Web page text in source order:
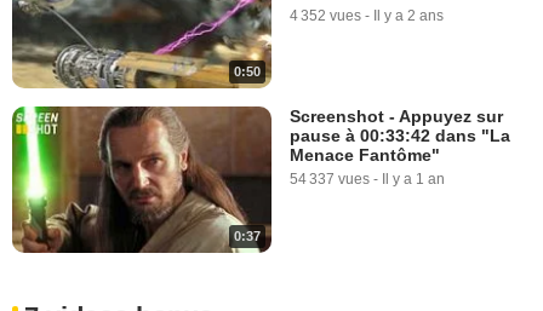
0:50
4 352 vues - Il y a 2 ans
0:37
Screenshot - Appuyez sur
pause à 00:33:42 dans "La
Menace Fantôme"
54 337 vues - Il y a 1 an